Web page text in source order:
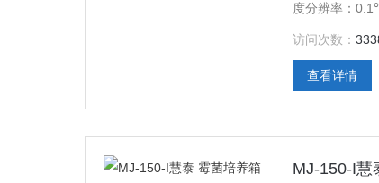
度分辨率：
访问次数：
查看详情
MJ-150-I慧